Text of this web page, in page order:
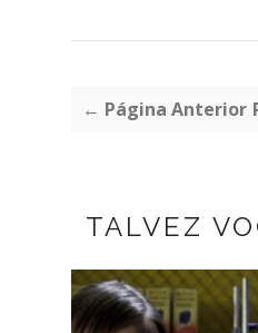
← Página Anterior
TALVEZ